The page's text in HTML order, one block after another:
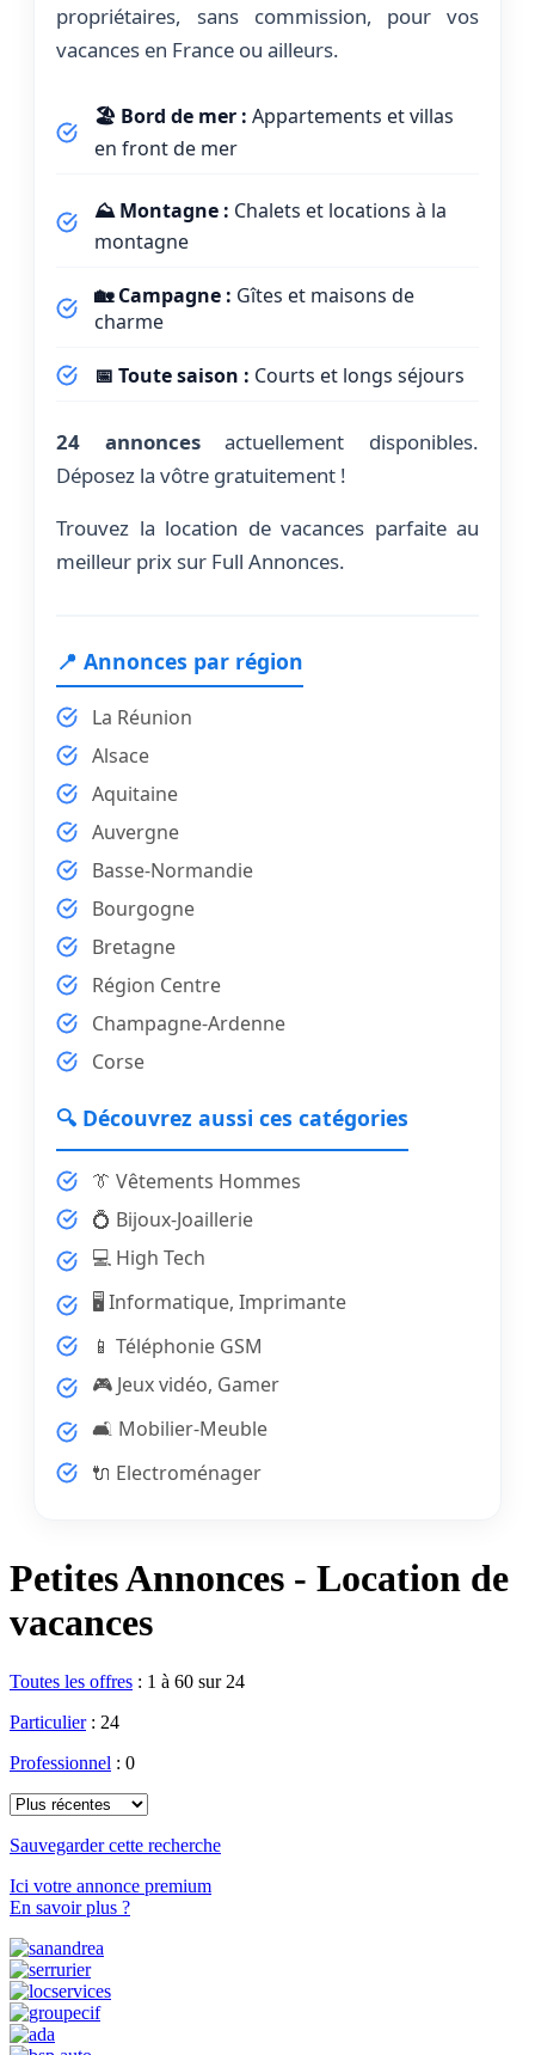
propriétaires, sans commission, pour vos
vacances en France ou ailleurs.
🏖️ Bord de mer : Appartements et villas
en front de mer
⛰️ Montagne : Chalets et locations à la
montagne
🏡 Campagne : Gîtes et maisons de
charme
📅 Toute saison : Courts et longs séjours
24 annoncesactuellement disponibles.
Déposez la vôtre gratuitement !
Trouvez la location de vacances parfaite au
meilleur prix sur Full Annonces.
📍 Annonces par région
La Réunion
Alsace
Aquitaine
Auvergne
Basse-Normandie
Bourgogne
Bretagne
Région Centre
Champagne-Ardenne
Corse
🔍 Découvrez aussi ces catégories
👔 Vêtements Hommes
💍 Bijoux-Joaillerie
💻 High Tech
🖥️ Informatique, Imprimante
📱 Téléphonie GSM
🎮 Jeux vidéo, Gamer
🛋️ Mobilier-Meuble
🔌 Electroménager
Petites Annonces - Location de
vacances
Toutes les offres : 1 à 60 sur 24
Particulier: 24
Professionnel : 0
Sauvegarder cette recherche
Ici votre annonce premium
En savoir plus ?